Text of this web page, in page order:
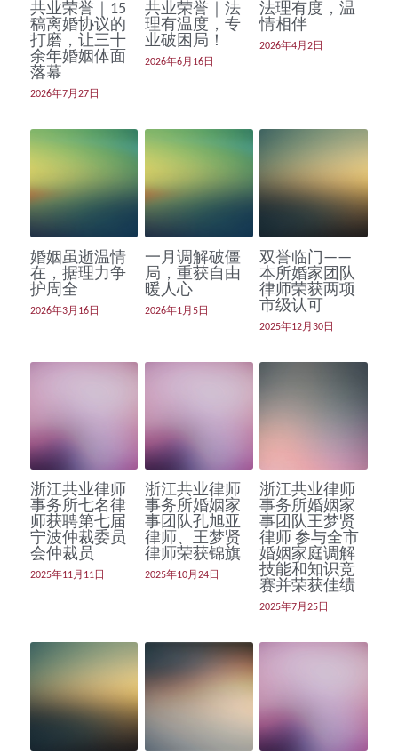
共业荣誉
新法速递
共业荣誉｜15
稿离婚协议的
打磨，让三十
余年婚姻体面
落幕
2026年7月27日
共业荣誉｜法
理有温度，专
业破困局！
2026年6月16日
法理有度，温
情相伴
2026年4月2日
婚姻虽逝温情
在，据理力争
护周全
2026年3月16日
一月调解破僵
局，重获自由
暖人心
2026年1月5日
双誉临门——
本所婚家团队
律师荣获两项
市级认可
2025年12月30日
浙江共业律师
事务所七名律
师获聘第七届
宁波仲裁委员
会仲裁员
2025年11月11日
浙江共业律师
事务所婚姻家
事团队孔旭亚
律师、王梦贤
律师荣获锦旗
2025年10月24日
浙江共业律师
事务所婚姻家
事团队王梦贤
律师 参与全市
婚姻家庭调解
技能和知识竞
赛并荣获佳绩
2025年7月25日